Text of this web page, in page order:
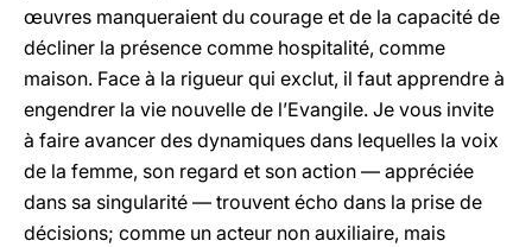
œuvres manqueraient du courage et de la capacité de
décliner la présence comme hospitalité, comme
maison. Face à la rigueur qui exclut, il faut apprendre à
engendrer la vie nouvelle de l’Evangile. Je vous invite
à faire avancer des dynamiques dans lequelles la voix
de la femme, son regard et son action — appréciée
dans sa singularité — trouvent écho dans la prise de
décisions; comme un acteur non auxiliaire, mais